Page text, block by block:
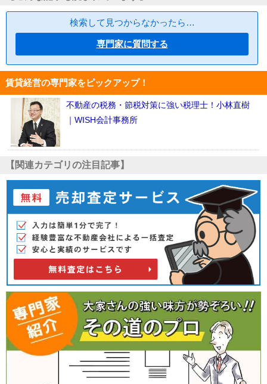
検索して見つからなかったら…
専門家に質問する
賃貸経営の専門家をピックアップ！
不動産の税務・節税対策に強い税理士！小林直樹
｜WISH会計事務所
【関連カテゴリの注目記事】